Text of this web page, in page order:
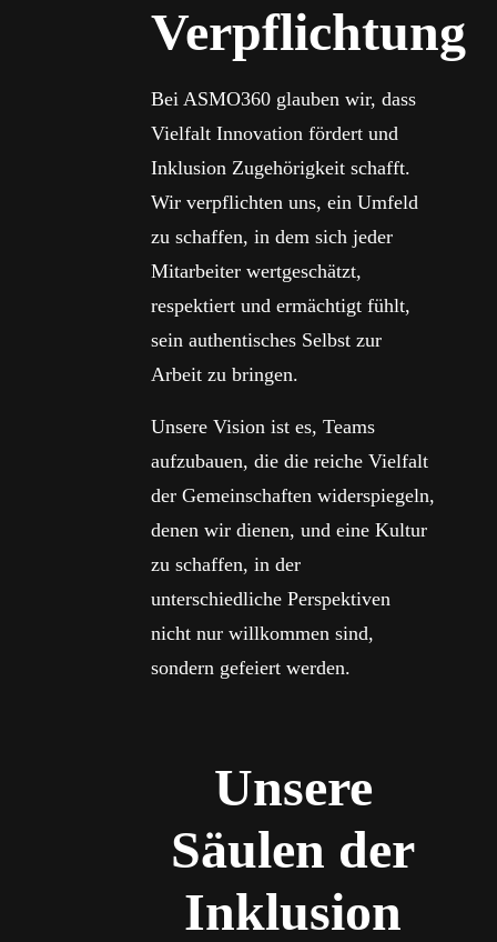
Verpflichtung
Bei ASMO360 glauben wir, dass
Vielfalt Innovation fördert und
Inklusion Zugehörigkeit schafft.
Wir verpflichten uns, ein Umfeld
zu schaffen, in dem sich jeder
Mitarbeiter wertgeschätzt,
respektiert und ermächtigt fühlt,
sein authentisches Selbst zur
Arbeit zu bringen.
Unsere Vision ist es, Teams
aufzubauen, die die reiche Vielfalt
der Gemeinschaften widerspiegeln,
denen wir dienen, und eine Kultur
zu schaffen, in der
unterschiedliche Perspektiven
nicht nur willkommen sind,
sondern gefeiert werden.
Unsere
Säulen der
Inklusion